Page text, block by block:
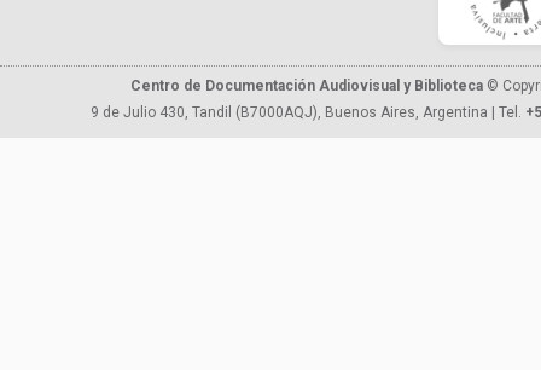
Centro de Documentación Audiovisual y Biblioteca ©
9 de Julio 430, Tandil (B7000AQJ), Buenos Aires, Argentina | Tel.